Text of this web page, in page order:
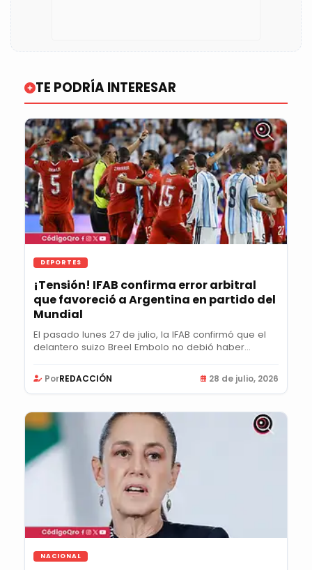
TE PODRÍA INTERESAR
DEPORTES
¡Tensión! IFAB confirma error arbitral
que favoreció a Argentina en partido del
Mundial
El pasado lunes 27 de julio, la IFAB confirmó que el
delantero suizo Breel Embolo no debió haber...
PorREDACCIÓN 28 de julio, 2026
NACIONAL